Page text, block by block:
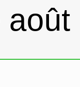
août